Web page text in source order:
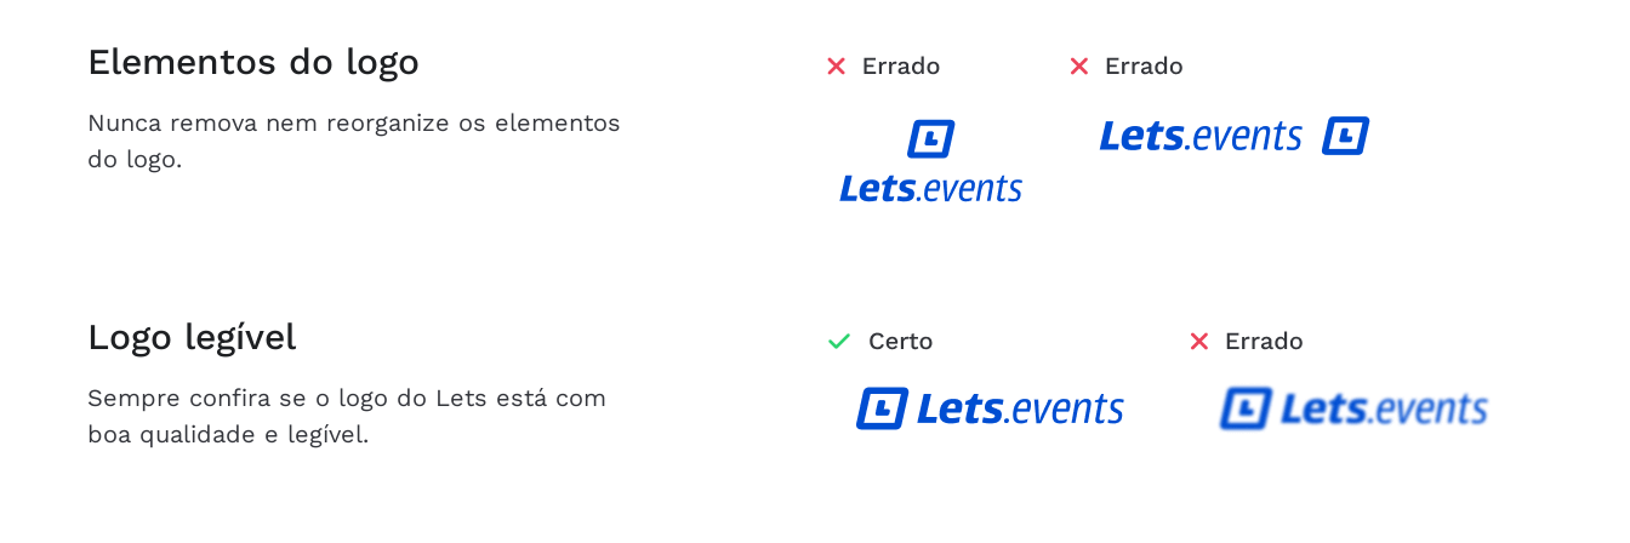
Elementos do logo
Nunca remova nem reorganize os elementos
do logo.
Logo legível
Sempre confira se o logo do Lets está com
boa qualidade e legível.